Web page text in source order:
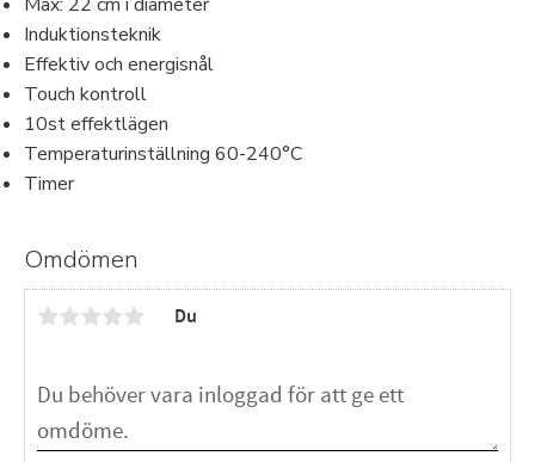
Max: 22 cm i diameter
Induktionsteknik
Effektiv och energisnål
Touch kontroll
10st effektlägen
Temperaturinställning 60-240°C
Timer
Omdömen
Du